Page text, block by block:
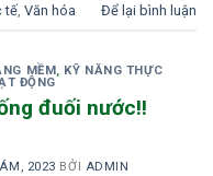
tế Văn hóa Để lại bình luận
MỀM , KỸ NĂNG THỰC
ĐỘNG
đuối nước!!
2023 BỞI ADMIN